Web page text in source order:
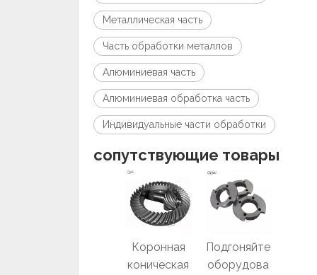
Металлическая часть
Часть обработки металлов
Алюминиевая часть
Алюминиевая обработка часть
Индивидуальные части обработки
сопутствующие товары
Коронная
коническая
Подгоняйте
оборудова